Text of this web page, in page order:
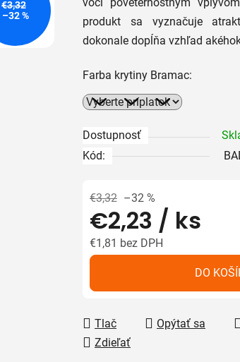
5
hviezdičiek.
produkt sa vyznačuje
dokonale dopĺňa vzhľad
Farba krytiny Bramac:
Dostupnosť
Kód:
€3,32 –32 %
€2,23 / ks
€1,81 bez DPH
DO
Tlač Opýtať sa
Zdieľať
€3,32
–32 %